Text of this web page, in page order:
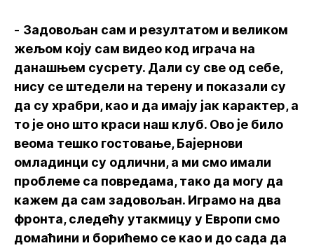
- Задовољан сам и резултатом и великом
жељом коју сам видео код играча на
данашњем сусрету. Дали су све од себе,
нису се штедели на терену и показали су
да су храбри, као и да имају јак карактер, а
то је оно што краси наш клуб. Ово је било
веома тешко гостовање, Бајернови
омладинци су одлични, а ми смо имали
проблеме са повредама, тако да могу да
кажем да сам задовољан. Играмо на два
фронта, следећу утакмицу у Европи смо
домаћини и борићемо се као и до сада да